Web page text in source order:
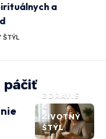
a
ŠTÝL
páčiť
ZDRAVIE
&
ŽIVOTNÝ
ŠTÝL